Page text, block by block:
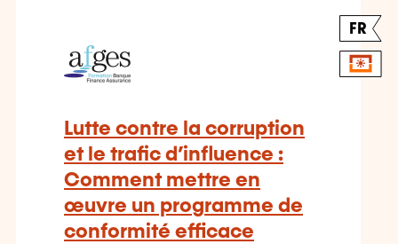
FR
Lutte contre la corruption
et le trafic d’influence :
Comment mettre en
œuvre un programme de
conformité efficace